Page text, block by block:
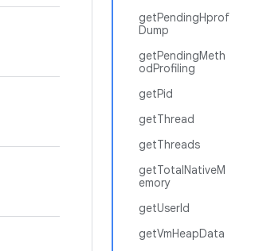
getPendingHprof
Dump
getPendingMeth
odProfiling
getPid
getThread
getThreads
getTotalNativeM
emory
getUserId
getVmHeapData